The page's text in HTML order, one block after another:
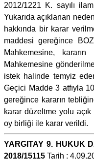
2012/1221 K. sayılı
Yukarıda açıklanan
hakkında bir karar
maddesi gereğince
Mahkemesine,
Mahkemesine
istek halinde temyiz
Geçici Madde 3 atfıyla
gereğince kararın
karar düzeltme yolu
oy birliği ile karar verildi.
YARGITAY 9. HUKUK
2018/15115 Tarih :